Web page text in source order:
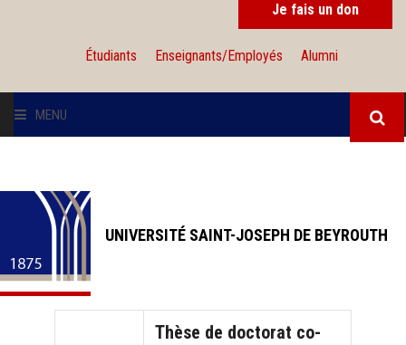
Je fais un don
Étudiants Enseignants/Employés Alumni
MENU
INSTITUTIONS
ADMISSION
RECHERCHE
UNIVERSITÉ SAINT-JOSEPH DE BEYROUTH
Thèse de doctorat co-